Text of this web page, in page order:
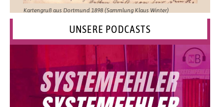
Kartengruß aus Dortmund 1898 (Sammlung Klaus Winter)
UNSERE PODCASTS